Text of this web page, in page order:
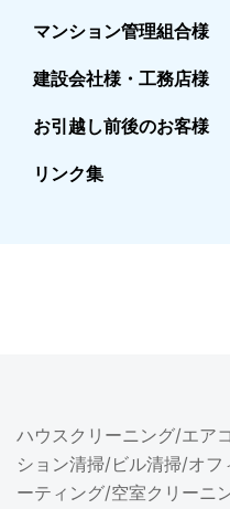
マンション管理組合様
建設会社様・工務店様
お引越し前後のお客様
リンク集
ハウスクリーニング/エア
ション清掃/ ビル清掃/オフ
ーティング/空室クリーニ